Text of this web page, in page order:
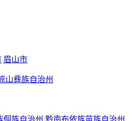
眉山市
山彝族自治州
侗族自治州 黔南布依族苗族自治州